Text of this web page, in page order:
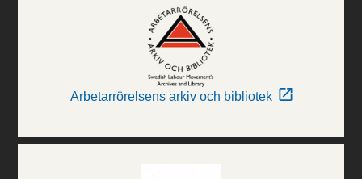
Arbetarrörelsens arkiv och bibliotek